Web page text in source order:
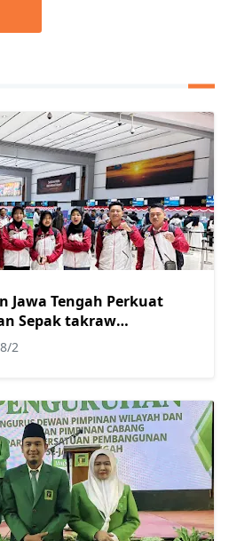
Jawa Tengah Perkuat
Sepak takraw
2